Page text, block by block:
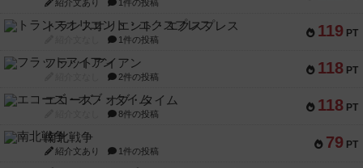
紹介文あり 1件の投稿
119 PT
トランスオリエント・エクスプレス
1件の投稿
118 PT
フラットアイアン
2件の投稿
118 PT
エコーズ・オブ・タイム
8件の投稿
79 PT
南北戦争
紹介文あり 1件の投稿